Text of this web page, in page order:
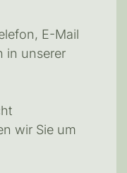
E-Mail
in unserer
wir Sie um